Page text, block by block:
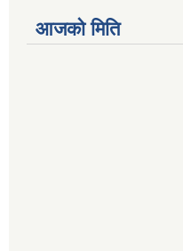
आजको मिति